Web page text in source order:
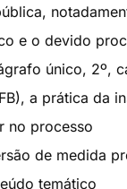
e o devido
único, 2º,
a prática da
no processo
de medida
temático